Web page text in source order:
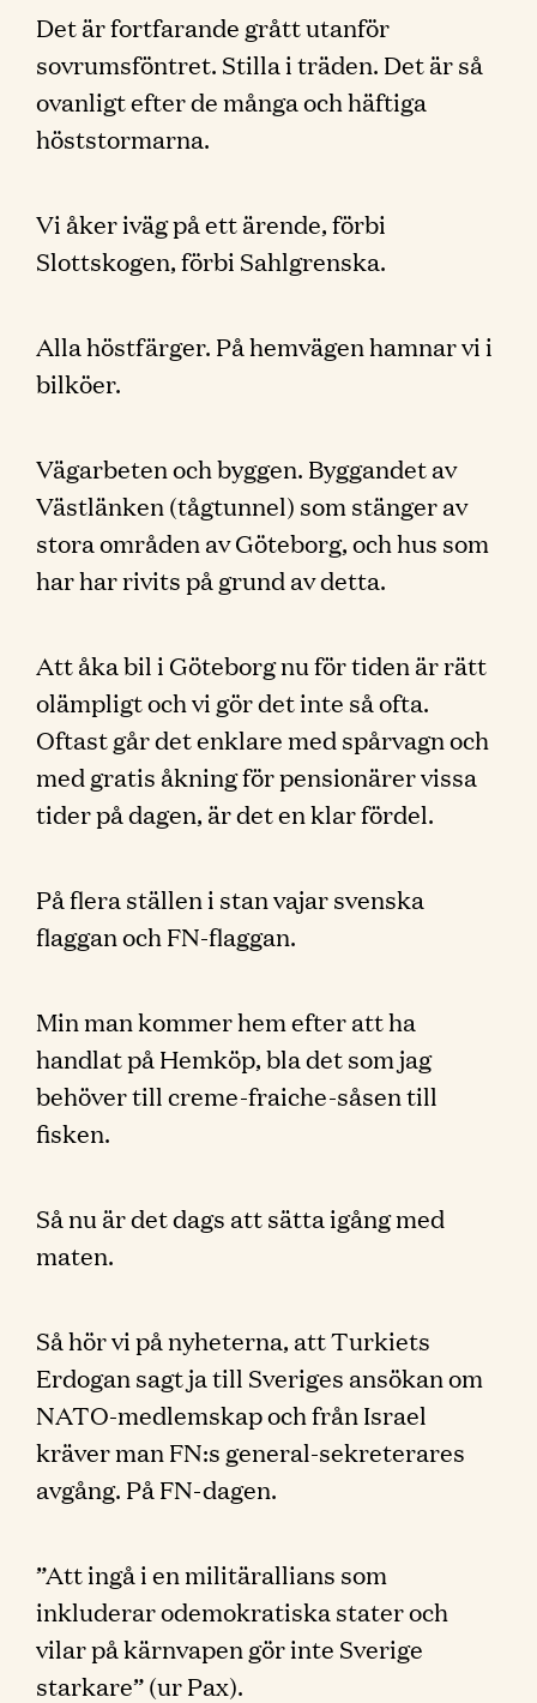
Det är fortfarande grått utanför
sovrumsföntret. Stilla i träden. Det är så
ovanligt efter de många och häftiga
höststormarna.
Vi åker iväg på ett ärende, förbi
Slottskogen, förbi Sahlgrenska.
Alla höstfärger. På hemvägen hamnar vi i
bilköer.
Vägarbeten och byggen. Byggandet av
Västlänken (tågtunnel) som stänger av
stora områden av Göteborg, och hus som
har har rivits på grund av detta.
Att åka bil i Göteborg nu för tiden är rätt
olämpligt och vi gör det inte så ofta.
Oftast går det enklare med spårvagn och
med gratis åkning för pensionärer vissa
tider på dagen, är det en klar fördel.
På flera ställen i stan vajar svenska
flaggan och FN-flaggan.
Min man kommer hem efter att ha
handlat på Hemköp, bla det som jag
behöver till creme-fraiche-såsen till
fisken.
Så nu är det dags att sätta igång med
maten.
Så hör vi på nyheterna, att Turkiets
Erdogan sagt ja till Sveriges ansökan om
NATO-medlemskap och från Israel
kräver man FN:s general-sekreterares
avgång. På FN-dagen.
”Att ingå i en militärallians som
inkluderar odemokratiska stater och
vilar på kärnvapen gör inte Sverige
starkare” (ur Pax).